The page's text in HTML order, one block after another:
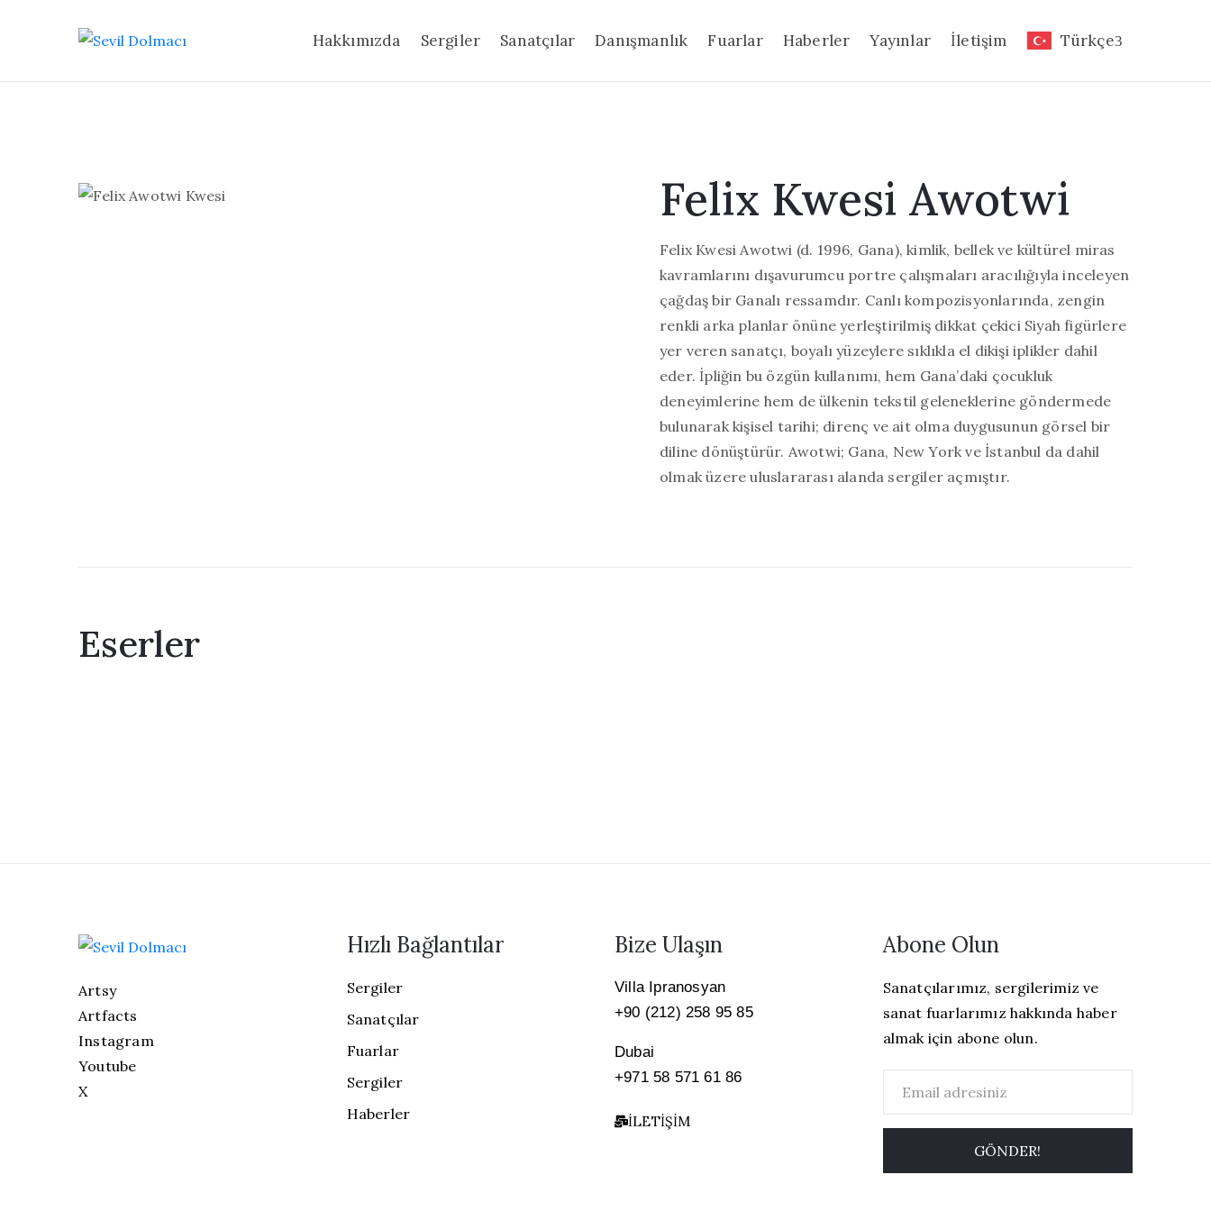
Hakkımızda Sergiler Sanatçılar Danışmanlık Fuarlar Haberler Yayınlar İletişim Türkçe
Felix Kwesi Awotwi
Felix Kwesi Awotwi (d. 1996, Gana), kimlik, bellek ve kültürel miras
kavramlarını dışavurumcu portre çalışmaları aracılığıyla inceleyen
çağdaş bir Ganalı ressamdır. Canlı kompozisyonlarında, zengin
renkli arka planlar önüne yerleştirilmiş dikkat çekici Siyah figürlere
yer veren sanatçı, boyalı yüzeylere sıklıkla el dikişi iplikler dahil
eder. İpliğin bu özgün kullanımı, hem Gana’daki çocukluk
deneyimlerine hem de ülkenin tekstil geleneklerine göndermede
bulunarak kişisel tarihi; direnç ve ait olma duygusunun görsel bir
diline dönüştürür. Awotwi; Gana, New York ve İstanbul da dahil
olmak üzere uluslararası alanda sergiler açmıştır.
Eserler
Artsy
Artfacts
Instagram
Youtube
X
Hızlı Bağlantılar
Sergiler
Sanatçılar
Fuarlar
Sergiler
Haberler
Bize Ulaşın
Villa Ipranosyan
+90 (212) 258 95 85
Dubai
+971 58 571 61 86
İLETIŞIM
Abone Olun
Sanatçılarımız, sergilerimiz ve
sanat fuarlarımız hakkında haber
almak için abone olun.